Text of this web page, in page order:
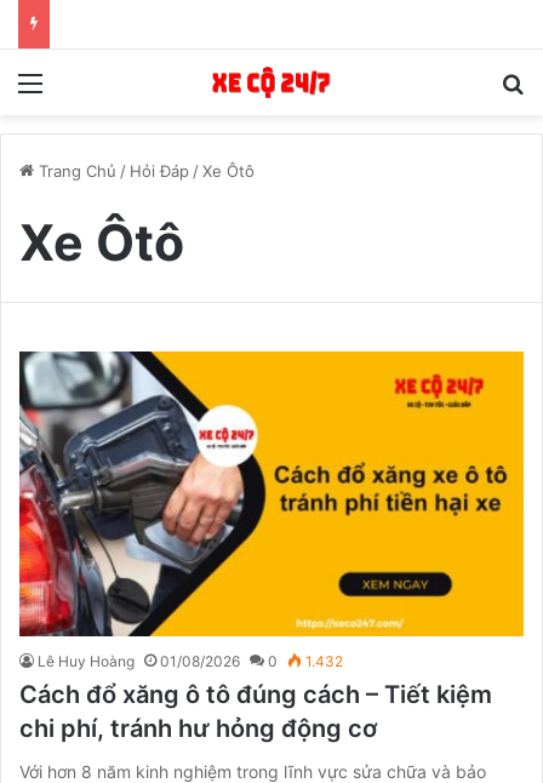
Menu
Trang Chủ / Hỏi Đáp /Xe Ôtô
Xe Ôtô
Lê Huy Hoàng 01/08/2026 0 1.432
Cách đổ xăng ô tô đúng cách – Tiết kiệm
chi phí, tránh hư hỏng động cơ
Với hơn 8 năm kinh nghiệm trong lĩnh vực sửa chữa và bảo